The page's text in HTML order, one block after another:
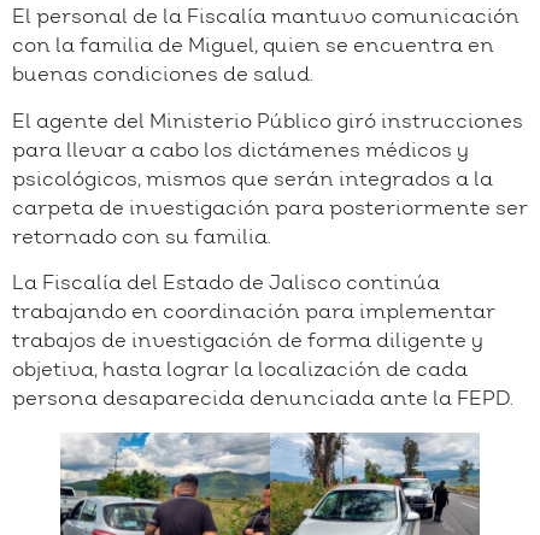
El personal de la Fiscalía mantuvo comunicación
con la familia de Miguel, quien se encuentra en
buenas condiciones de salud.
El agente del Ministerio Público giró instrucciones
para llevar a cabo los dictámenes médicos y
psicológicos, mismos que serán integrados a la
carpeta de investigación para posteriormente ser
retornado con su familia.
La Fiscalía del Estado de Jalisco continúa
trabajando en coordinación para implementar
trabajos de investigación de forma diligente y
objetiva, hasta lograr la localización de cada
persona desaparecida denunciada ante la FEPD.